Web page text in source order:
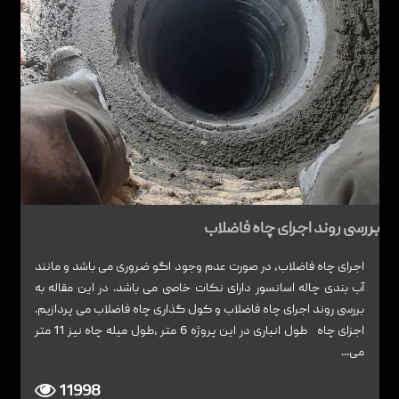
بررسی روند اجرای چاه فاضلاب
اجرای چاه فاضلاب، در صورت عدم وجود اگو ضروری می باشد و مانند
آب بندی چاله اسانسور دارای نکات خاصی می باشد. در این مقاله به
بررسی روند اجرای چاه فاضلاب و کول گذاری چاه فاضلاب می پردازیم.
اجزای چاه طول انباری در این پروژه 6 متر ،طول میله چاه نیز 11 متر
می...
11998